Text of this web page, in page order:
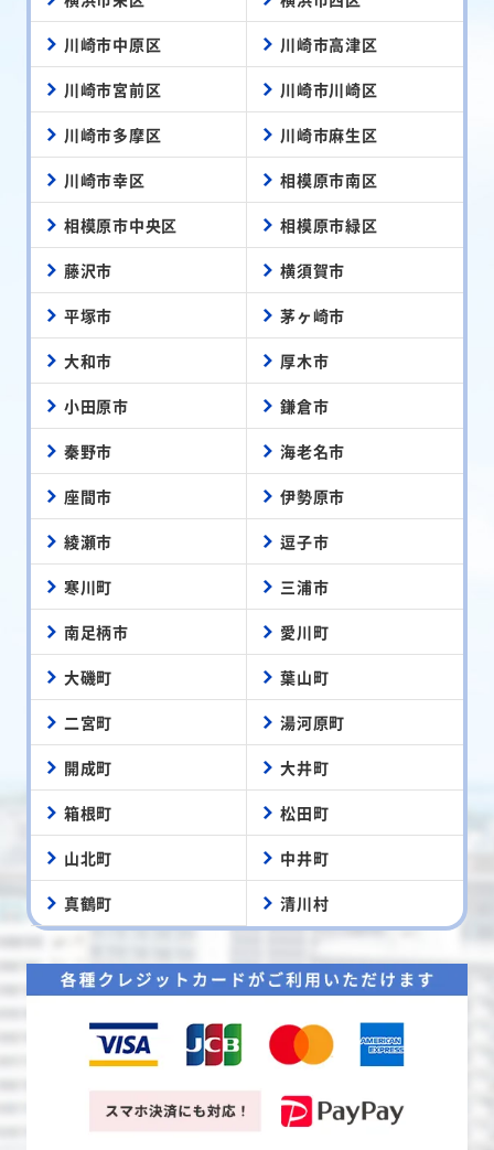
川崎市中原区 川崎市高津区
川崎市宮前区 川崎市川崎区
川崎市多摩区 川崎市麻生区
川崎市幸区 相模原市南区
相模原市中央区 相模原市緑区
藤沢市 横須賀市
平塚市 茅ヶ崎市
大和市 厚木市
小田原市 鎌倉市
秦野市 海老名市
座間市 伊勢原市
綾瀬市 逗子市
寒川町 三浦市
南足柄市 愛川町
大磯町 葉山町
二宮町 湯河原町
開成町 大井町
箱根町 松田町
山北町 中井町
真鶴町 清川村